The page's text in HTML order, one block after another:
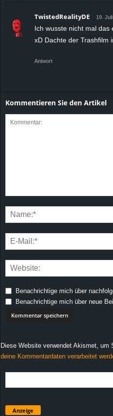
TwistedRealityDE 19.
Ich wusste nicht mal
xD Dachte der Trashfilm
Antwort
Kommentieren Sie den Artikel
Benachrichtige mich über
Benachrichtige mich über neue
Diese Website verwendet Akismet, um
deine Kommentardaten verarbeitet
Anzeige